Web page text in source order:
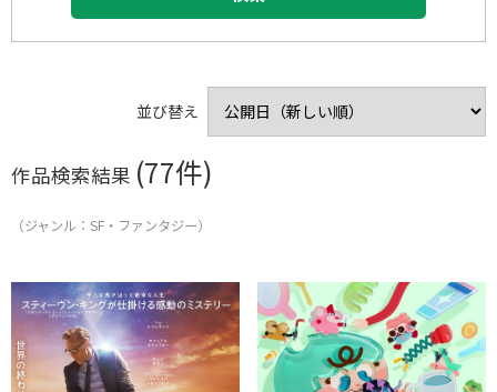
名作に感動したい
スカッとしたい
家族の絆に感動
大切な人と観たい
これぞ社会派
時代劇が観たい
ハラハラドキドキ
これぞエンターテインメント
せつない恋が観たい
豪華キャストが観たい
鬼平犯科帳シリーズ
必殺シリーズ
美空ひばりシリーズ
全員集合シリーズ
溝口健二監督作品
小林正樹監督作品
山田洋次監督作品
篠田正浩監督作品
深作欣二監督作品
並び替え
作品検索結果 (77件)
（ジャンル：SF・ファンタジー）